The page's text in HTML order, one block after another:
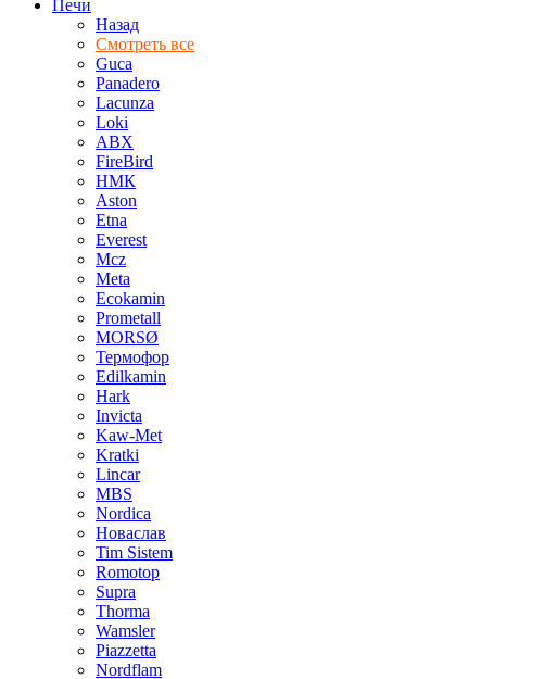
Печи
Назад
Смотреть все
Guca
Panadero
Lacunza
Loki
ABX
FireBird
НМК
Aston
Etna
Everest
Mcz
Meta
Ecokamin
Prometall
MORSØ
Термофор
Edilkamin
Hark
Invicta
Kaw-Met
Kratki
Lincar
MBS
Nordica
Новаслав
Tim Sistem
Romotop
Supra
Thorma
Wamsler
Piazzetta
Nordflam